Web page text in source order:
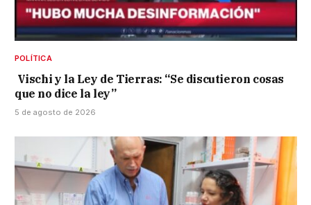
POLÍTICA
Vischi y la Ley de Tierras: “Se discutieron cosas
que no dice la ley”
5 de agosto de 2026